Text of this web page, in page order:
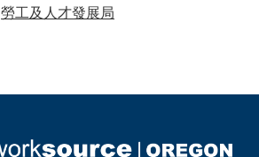
勞工及人才發展局